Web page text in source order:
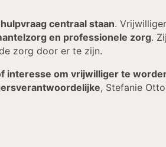
centraal staan.
en professionele zorg.
zorg door er te zijn.
interesse om vrijwilliger te
, Stefanie